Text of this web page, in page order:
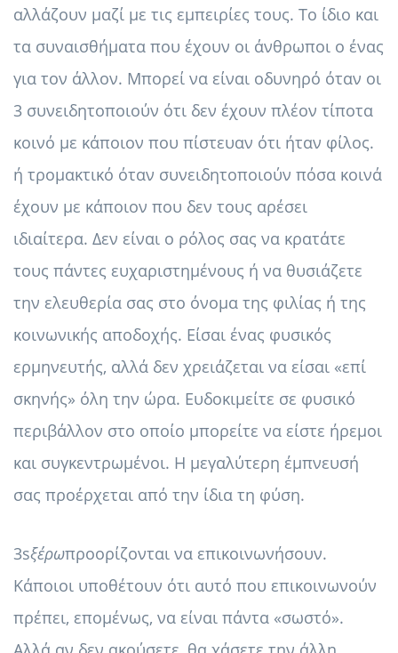
αλλάζουν μαζί με τις εμπειρίες τους. Το ίδιο και
τα συναισθήματα που έχουν οι άνθρωποι ο ένας
για τον άλλον. Μπορεί να είναι οδυνηρό όταν οι
3 συνειδητοποιούν ότι δεν έχουν πλέον τίποτα
κοινό με κάποιον που πίστευαν ότι ήταν φίλος.
ή τρομακτικό όταν συνειδητοποιούν πόσα κοινά
έχουν με κάποιον που δεν τους αρέσει
ιδιαίτερα. Δεν είναι ο ρόλος σας να κρατάτε
τους πάντες ευχαριστημένους ή να θυσιάζετε
την ελευθερία σας στο όνομα της φιλίας ή της
κοινωνικής αποδοχής. Είσαι ένας φυσικός
ερμηνευτής, αλλά δεν χρειάζεται να είσαι «επί
σκηνής» όλη την ώρα. Ευδοκιμείτε σε φυσικό
περιβάλλον στο οποίο μπορείτε να είστε ήρεμοι
και συγκεντρωμένοι. Η μεγαλύτερη έμπνευσή
σας προέρχεται από την ίδια τη φύση.
3sξέρωπροορίζονται να επικοινωνήσουν.
Κάποιοι υποθέτουν ότι αυτό που επικοινωνούν
πρέπει, επομένως, να είναι πάντα «σωστό».